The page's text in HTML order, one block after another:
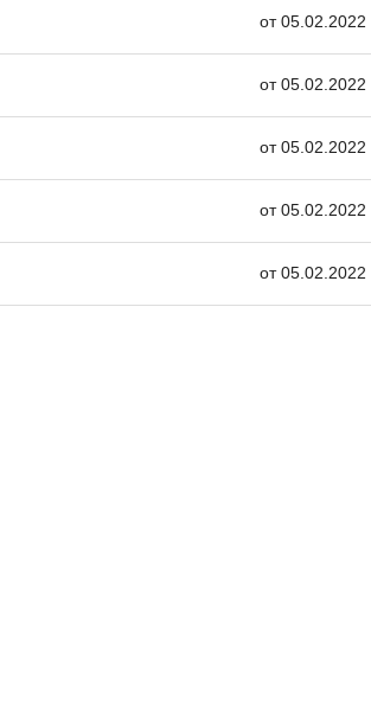
05.02.2022
05.02.2022
05.02.2022
05.02.2022
05.02.2022